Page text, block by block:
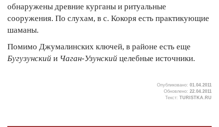
обнаружены древние курганы и ритуальные
сооружения. По слухам, в с. Кокоря есть практикующие
шаманы.
Помимо Джумалинских ключей, в районе есть еще
Бугузунский и Чаган-Узунский целебные источники.
Опубликовано: 01.04.2011
Обновлено: 22.04.2011
Текст: TURISTKA.RU